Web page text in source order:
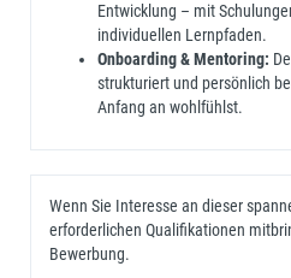
Entwicklung – mit
individuellen Lernpfaden.
Onboarding & Mentoring:
strukturiert und persönlich
Anfang an wohlfühlst.
Wenn Sie Interesse an dieser
erforderlichen Qualifikationen
Bewerbung.